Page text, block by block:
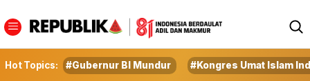
Hot Topics: #Gubernur BI Mundur #Kongres Umat Islam